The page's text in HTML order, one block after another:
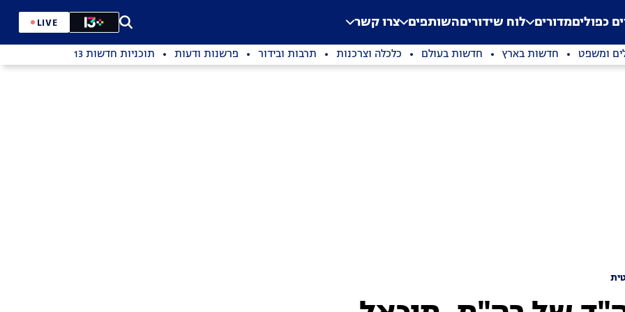
Application error: a
. כפוליםמדורים לוח שידוריםהשותפים צרו קשר LIVE
ומשפט חדשות בארץ חדשות בעולם כלכלה וצרכנות תרבות ובידור פרשנות ודעות תוכניות חדשות 13